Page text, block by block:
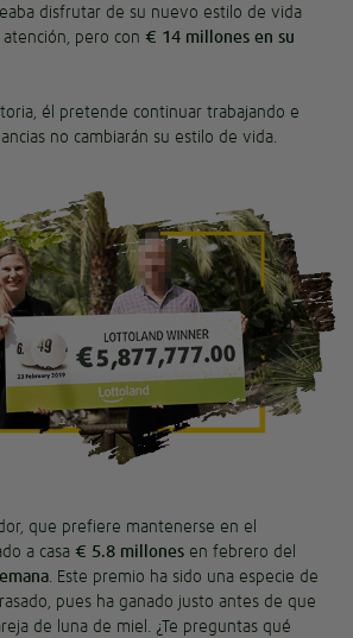
disfrutar de su nuevo estilo de vida
pero con € 14 millones en su
él pretende continuar trabajando e
no cambiarán su estilo de vida.
que prefiere mantenerse en el
a casa € 5.8 millones en febrero del
. Este premio ha sido una especie de
pues ha ganado justo antes de que
de luna de miel. ¿Te preguntas qué